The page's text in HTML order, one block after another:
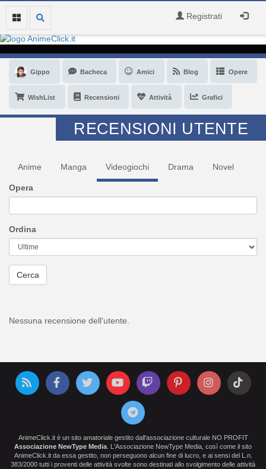
Registrati
Gippo Bacheca Amici Blog Opere
WishList Recensioni Attività Grafici
RECENSIONI UTENTE
Anime Manga Videogiochi Drama Novel
Opera
Ordina
Cerca
Nessuna recensione dell'utente.
AnimeClick.it è un sito amatoriale gestito dall'associazione culturale NO PROFIT
Associazione NewType Media . L'Associazione NewType Media, così come il sito
AnimeClick.it da essa gestito, non perseguono alcun fine di lucro, e ai sensi del L.n.
383/2000 tutti i proventi delle attività svolte sono destinati allo svolgimento delle attività